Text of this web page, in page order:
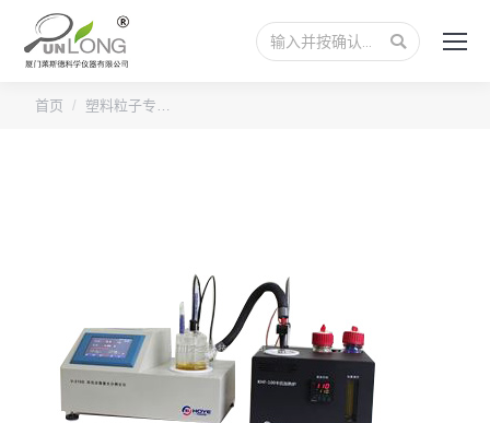
搜
索：
您的位置：
首页 塑料粒子专…